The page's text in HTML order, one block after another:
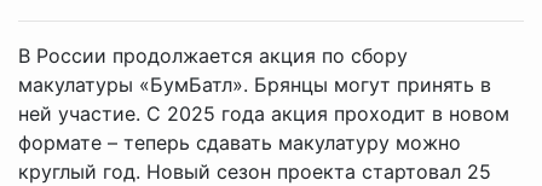
В России продолжается акция по сбору
макулатуры «БумБатл». Брянцы могут принять в
ней участие. С 2025 года акция проходит в новом
формате – теперь сдавать макулатуру можно
круглый год. Новый сезон проекта стартовал 25